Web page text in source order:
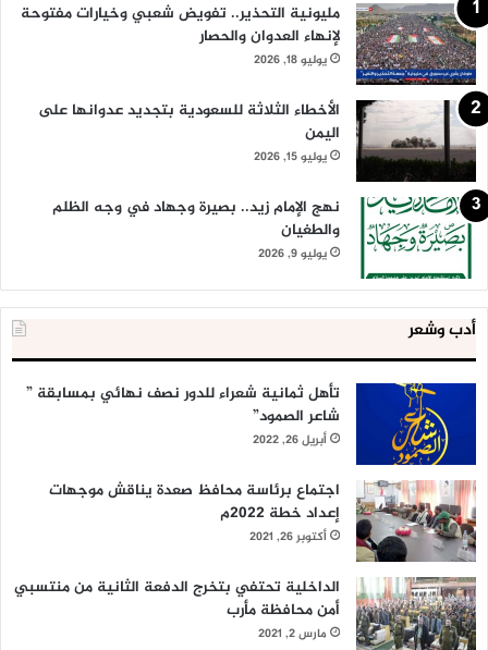
مليونية التحذير.. تفويض شعبي وخيارات مفتوحة
لإنهاء العدوان والحصار
يوليو 18, 2026
الأخطاء الثلاثة للسعودية بتجديد عدوانها على
اليمن
يوليو 15, 2026
نهج الإمام زيد.. بصيرة وجهاد في وجه الظلم
والطغيان
يوليو 9, 2026
أدب وشعر
تأهل ثمانية شعراء للدور نصف نهائي بمسابقة ”
شاعر الصمود”
أبريل 26, 2022
اجتماع برئاسة محافظ صعدة يناقش موجهات
إعداد خطة 2022م
أكتوبر 26, 2021
الداخلية تحتفي بتخرج الدفعة الثانية من منتسبي
أمن محافظة مأرب
مارس 2, 2021